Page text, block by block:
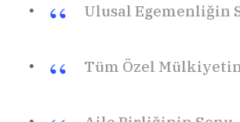
Ulusal Egemenliğin
Tüm Özel